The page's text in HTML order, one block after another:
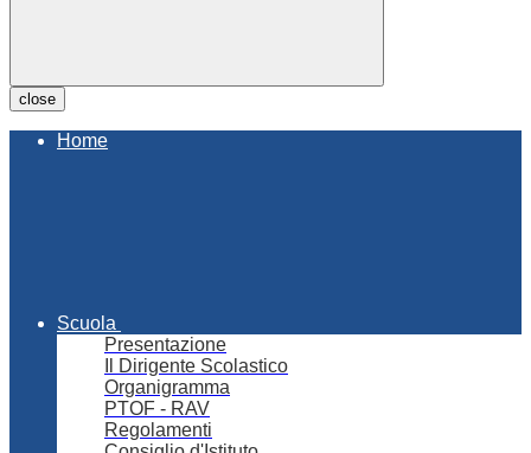
close
Home
Scuola
Presentazione
Il Dirigente Scolastico
Organigramma
PTOF - RAV
Regolamenti